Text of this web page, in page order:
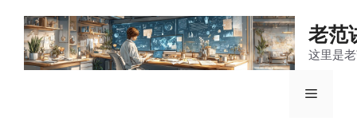
老范
这里是
菜